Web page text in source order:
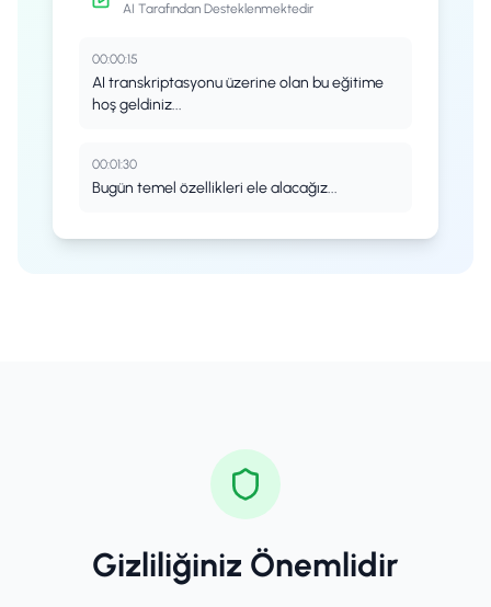
AI Tarafından Desteklenmektedir
00:00:15
AI transkriptasyonu üzerine olan bu eğitime
hoş geldiniz...
00:01:30
Bugün temel özellikleri ele alacağız...
Gizliliğiniz Önemlidir